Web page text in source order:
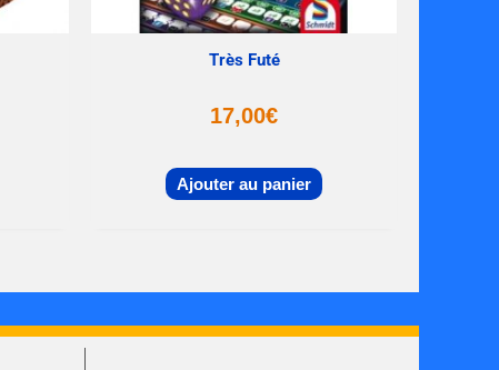
Très Futé
17,00€
Ajouter au panier